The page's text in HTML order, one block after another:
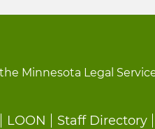
Minnesota Legal
LOON Staff Directory